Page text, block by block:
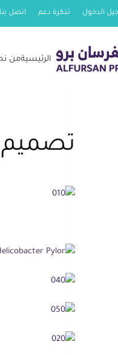
الدخول تذكرة دعم اتصل بنا
الرئيسيةمن